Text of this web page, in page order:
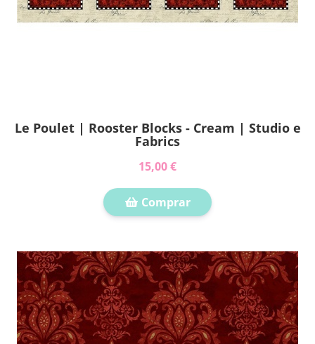
Le Poulet | Rooster Blocks - Cream | Studio e
Fabrics
15,00 €
Comprar